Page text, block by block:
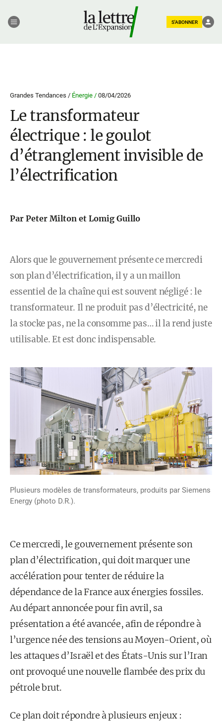
S'ABONNER
Grandes Tendances / Énergie / 08/04/2026
Le transformateur
électrique : le goulot
d’étranglement invisible de
l’électrification
Par Peter Milton et Lomig Guillo
Alors que le gouvernement présente ce mercredi
son plan d’électrification, il y a un maillon
essentiel de la chaîne qui est souvent négligé : le
transformateur. Il ne produit pas d’électricité, ne
la stocke pas, ne la consomme pas… il la rend juste
utilisable. Et est donc indispensable.
Plusieurs modèles de transformateurs, produits par Siemens
Energy (photo D.R.).
Ce mercredi, le gouvernement présente son
plan d’électrification, qui doit marquer une
accélération pour tenter de réduire la
dépendance de la France aux énergies fossiles.
Au départ annoncée pour fin avril, sa
présentation a été avancée, afin de répondre à
l’urgence née des tensions au Moyen-Orient, où
les attaques d’Israël et des États-Unis sur l’Iran
ont provoqué une nouvelle flambée des prix du
pétrole brut.
Ce plan doit répondre à plusieurs enjeux :